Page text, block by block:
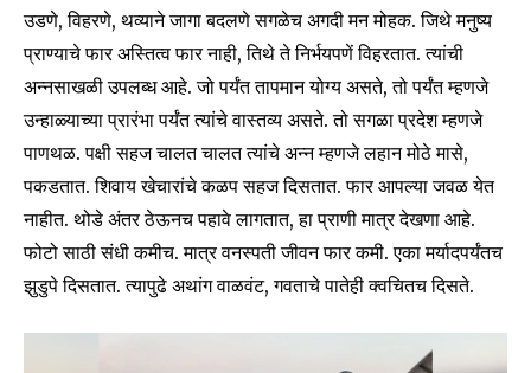
उडणे, विहरणे, थव्याने जागा बदलणे सगळेच अगदी मन मोहक. जिथे मनुष्य
प्राण्याचे फार अस्तित्व फार नाही, तिथे ते निर्भयपणें विहरतात. त्यांची
अन्नसाखळी उपलब्ध आहे. जो पर्यंत तापमान योग्य असते, तो पर्यंत म्हणजे
उन्हाळ्याच्या प्रारंभा पर्यंत त्यांचे वास्तव्य असते. तो सगळा प्रदेश म्हणजे
पाणथळ. पक्षी सहज चालत चालत त्यांचे अन्न म्हणजे लहान मोठे मासे,
पकडतात. शिवाय खेचारांचे कळप सहज दिसतात. फार आपल्या जवळ येत
नाहीत. थोडे अंतर ठेऊनच पहावे लागतात, हा प्राणी मात्र देखणा आहे.
फोटो साठी संधी कमीच. मात्र वनस्पती जीवन फार कमी. एका मर्यादपर्यंतच
झुडुपे दिसतात. त्यापुढे अथांग वाळवंट, गवताचे पातेही क्वचितच दिसते.